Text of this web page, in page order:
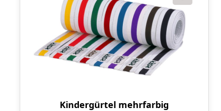
Kindergürtel mehrfarbig